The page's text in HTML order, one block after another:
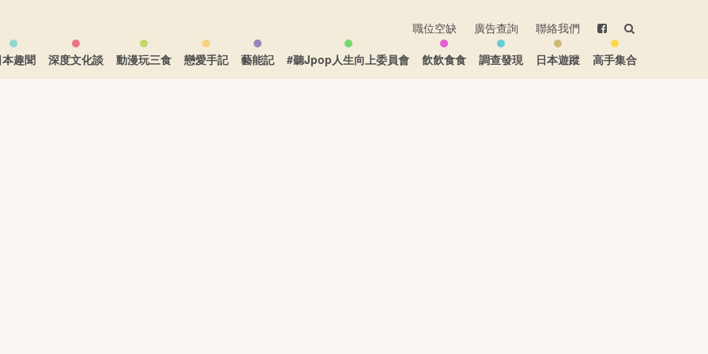
職位空缺 廣告查詢
聯絡我們
趣聞
深度文化談 動漫玩三食 戀愛手記 藝能記 #聽Jpop人生向上委員會 飲飲食食 調查發現 日本遊蹤 高手集合